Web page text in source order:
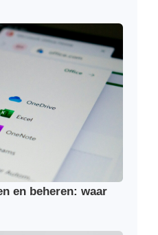
en beheren: waar